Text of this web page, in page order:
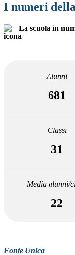
I numeri
La scuola in
Alunni
681
Classi
31
Media alunni/
22
Fonte Unica